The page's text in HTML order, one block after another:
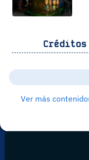
Créditos
Ver más